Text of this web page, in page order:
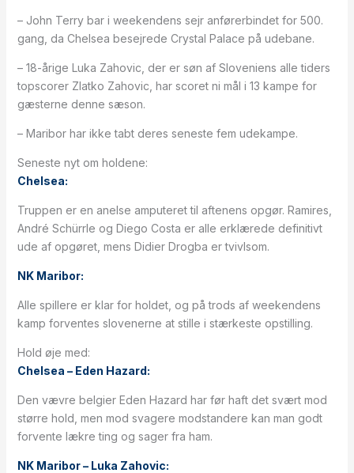
– John Terry bar i weekendens sejr anførerbindet for 500.
gang, da Chelsea besejrede Crystal Palace på udebane.
– 18-årige Luka Zahovic, der er søn af Sloveniens alle tiders
topscorer Zlatko Zahovic, har scoret ni mål i 13 kampe for
gæsterne denne sæson.
– Maribor har ikke tabt deres seneste fem udekampe.
Seneste nyt om holdene:
Chelsea:
Truppen er en anelse amputeret til aftenens opgør. Ramires,
André Schürrle og Diego Costa er alle erklærede definitivt
ude af opgøret, mens Didier Drogba er tvivlsom.
NK Maribor:
Alle spillere er klar for holdet, og på trods af weekendens
kamp forventes slovenerne at stille i stærkeste opstilling.
Hold øje med:
Chelsea – Eden Hazard:
Den vævre belgier Eden Hazard har før haft det svært mod
større hold, men mod svagere modstandere kan man godt
forvente lækre ting og sager fra ham.
NK Maribor – Luka Zahovic: